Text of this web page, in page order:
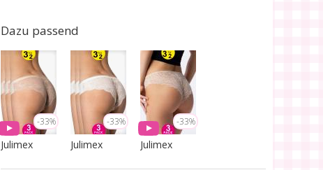
Dazu passend
-33%
Julimex
-33%
Julimex
-33%
Julimex